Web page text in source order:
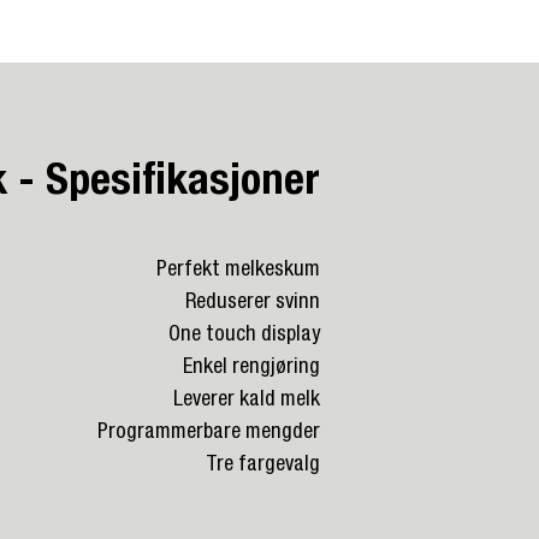
- Spesifikasjoner
Perfekt melkeskum
Reduserer svinn
One touch display
Enkel rengjøring
Leverer kald melk
Programmerbare mengder
Tre fargevalg